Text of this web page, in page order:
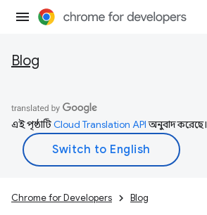
Blog
এই পৃষ্ঠাটিCloud Translation APIঅনুবাদ করেছে।
Chrome for Developers Blog